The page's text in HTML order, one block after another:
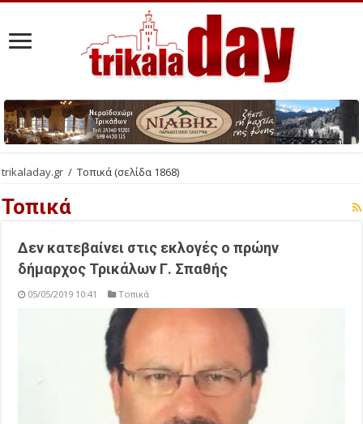
trikaladay.gr / Τοπικά(σελίδα 1868)
Τοπικά
Δεν κατεβαίνει στις εκλογές ο πρώην
δήμαρχος Τρικάλων Γ. Σπαθής
05/05/2019 10:41 Τοπικά